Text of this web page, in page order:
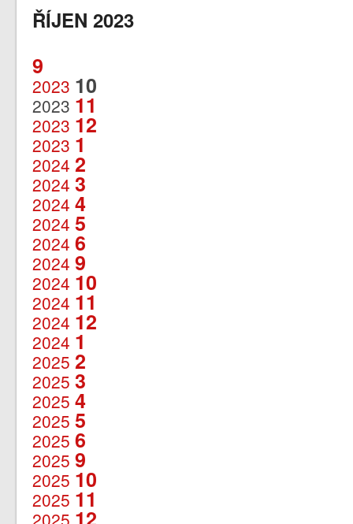
ŘÍJEN 2023
9
2023 10
2023 11
2023 12
2023 1
2024 2
2024 3
2024 4
2024 5
2024 6
2024 9
2024 10
2024 11
2024 12
2024 1
2025 2
2025 3
2025 4
2025 5
2025 6
2025 9
2025 10
2025 11
2025